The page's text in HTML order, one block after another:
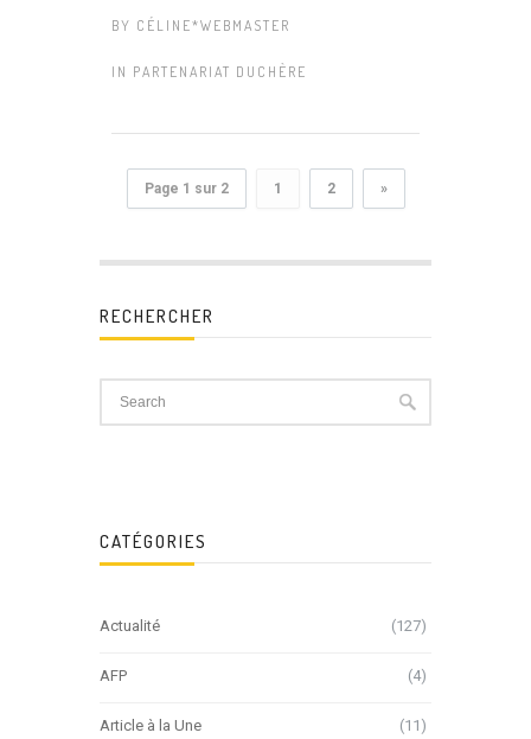
BY CÉLINE*WEBMASTER
IN PARTENARIAT DUCHÈRE
Page 1 sur 2 1 2 »
RECHERCHER
CATÉGORIES
Actualité (127)
AFP (4)
Article à la Une (11)